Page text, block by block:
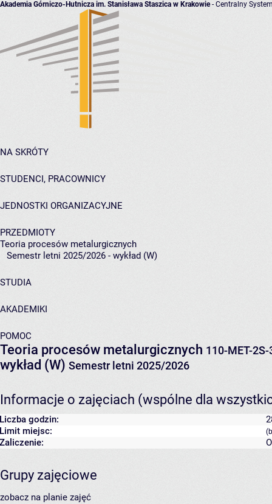
Akademia Górniczo-Hutnicza im. Stanisława Staszica w Krakowie- Centralny
NA SKRÓTY
STUDENCI, PRACOWNICY
JEDNOSTKI ORGANIZACYJNE
PRZEDMIOTY
Teoria procesów metalurgicznych
Semestr letni 2025/2026 - wykład (W)
STUDIA
AKADEMIKI
POMOC
Teoria procesów metalurgicznych 110-MET-2S-
wykład (W) Semestr letni 2025/2026
Informacje o zajęciach (wspólne dla
Liczba godzin:
Limit miejsc:
Zaliczenie:
Grupy zajęciowe
zobacz na planie zajęć